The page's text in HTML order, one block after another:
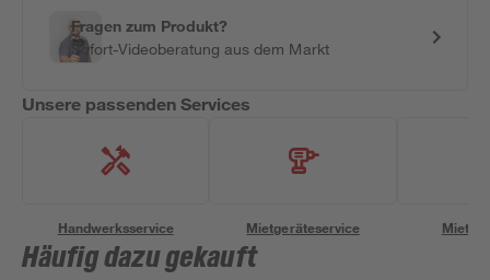
Fragen zum Produkt?
Sofort-Videoberatung aus dem Markt
Unsere passenden Services
Handwerksservice Mietgeräteservice
Häufig dazu gekauft